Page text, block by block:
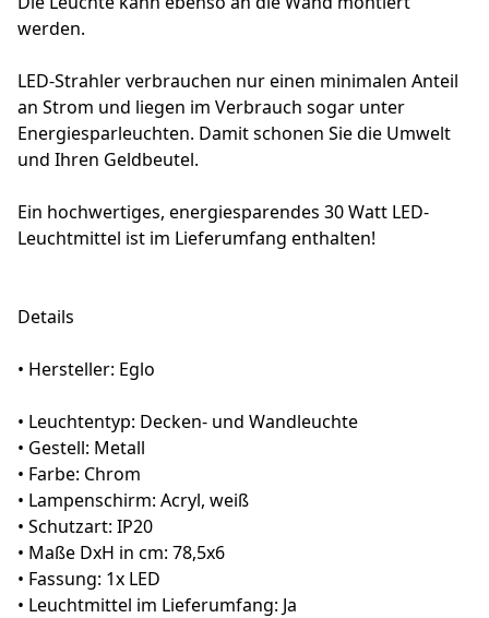
werden.
LED-Strahler verbrauchen nur einen minimalen Anteil
an Strom und liegen im Verbrauch sogar unter
Energiesparleuchten. Damit schonen Sie die Umwelt
und Ihren Geldbeutel.
Ein hochwertiges, energiesparendes 30 Watt LED-
Leuchtmittel ist im Lieferumfang enthalten!
Details
• Hersteller: Eglo
• Leuchtentyp: Decken- und Wandleuchte
• Gestell: Metall
• Farbe: Chrom
• Lampenschirm: Acryl, weiß
• Schutzart: IP20
• Maße DxH in cm: 78,5x6
• Fassung: 1x LED
• Leuchtmittel im Lieferumfang: Ja